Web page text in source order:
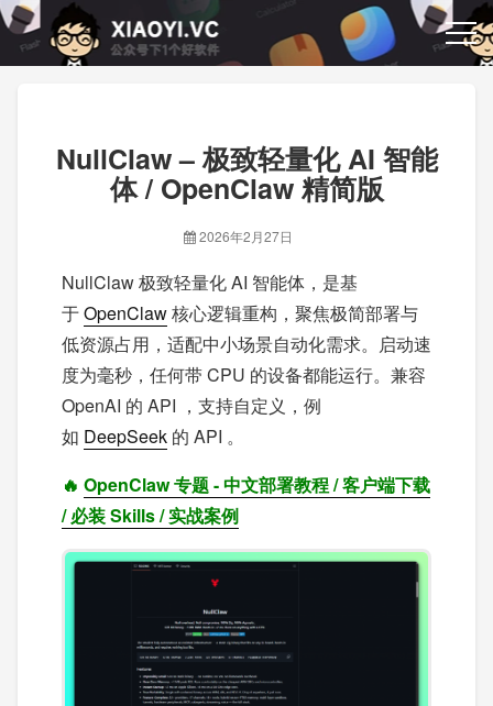
NullClaw – 极致轻量化 AI 智能
体 / OpenClaw 精简版
2026年2月27日
NullClaw 极致轻量化 AI 智能体，是基
于OpenClaw核心逻辑重构，聚焦极简部署与
低资源占用，适配中小场景自动化需求。启动速
度为毫秒，任何带 CPU 的设备都能运行。兼容
OpenAI 的 API ，支持自定义，例
如 DeepSeek 的 API 。
🔥 OpenClaw 专题 - 中文部署教程 / 客户端下载
/ 必装 Skills / 实战案例